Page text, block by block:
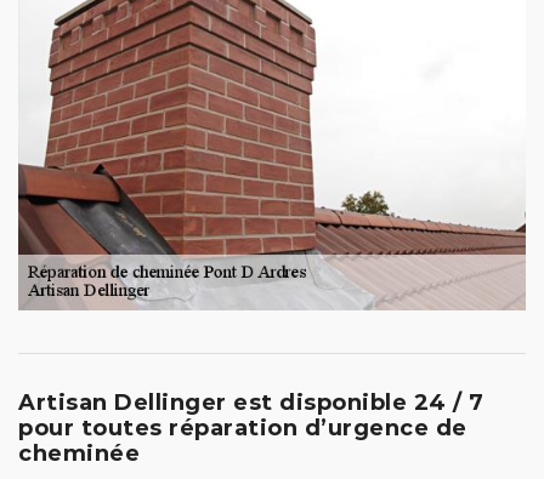
Artisan Dellinger est disponible 24 / 7
pour toutes réparation d’urgence de
cheminée